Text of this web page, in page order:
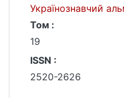
Українознавчий
Том :
19
ISSN :
2520-2626